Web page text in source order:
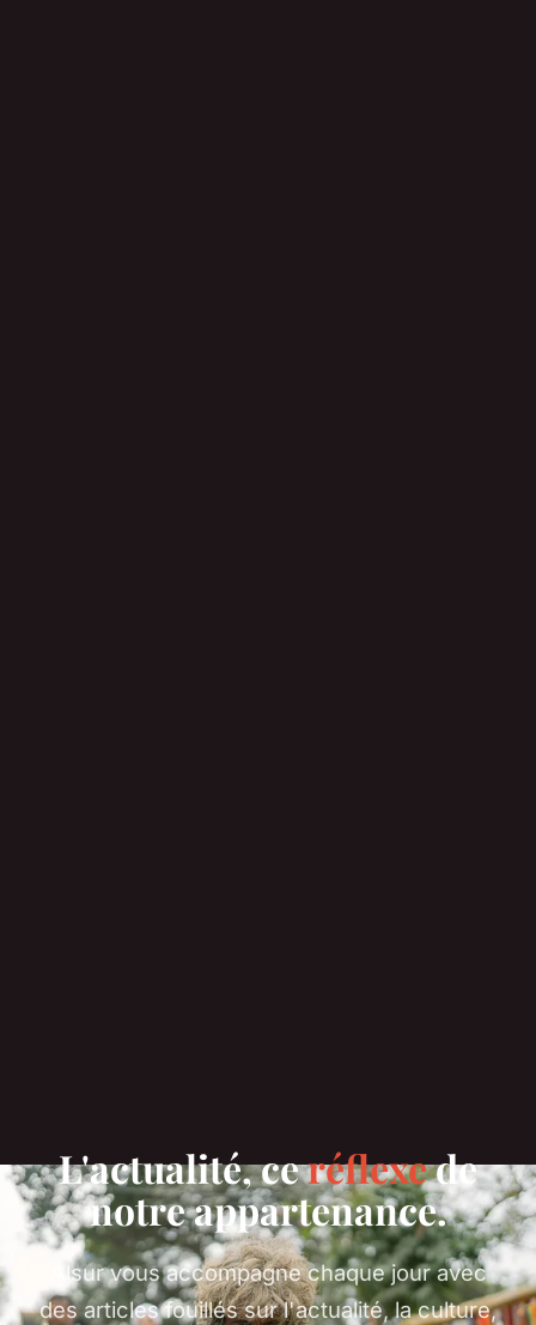
L'actualité, ceréflexede
notre appartenance.
Alsur vous accompagne chaque jour avec
des articles fouillés sur l'actualité, la culture,